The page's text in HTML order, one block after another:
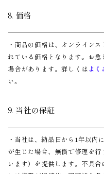
8. 価格
・商品の価格は、オンライン
れている価格となります。お
場合があります。詳しくは よ
い。
9. 当社の保証
・当社は、納品日から1年以内
が生じた場合、無償で修理を
います）を提供します。不具